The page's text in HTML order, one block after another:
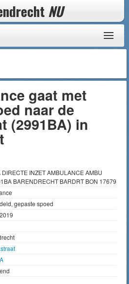
NU
gaat met
naar de
(2991BA) in
DIRECTE INZET AMBULANCE AMBU
BARENDRECHT BARDRT BON 17679
gepaste spoed